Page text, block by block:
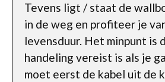
Tevens ligt / staat de
in de weg en profiteer je
levensduur. Het minpunt is
handeling vereist is als je
moet eerst de kabel uit de